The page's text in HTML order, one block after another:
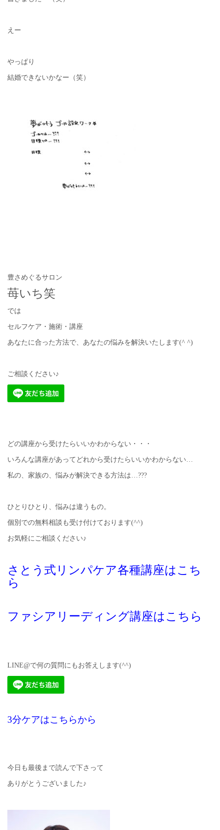
えー
やっぱり
結婚できないかなー（笑）
豊さめぐるサロン
苺いち笑
では
セルフケア・施術・講座
あなたに合った方法で、あなたの悩みを解決いたします(^ ^)
ご相談ください♪
どの講座から受けたらいいかわからない・・・
いろんな講座があってどれから受けたらいいかわからない…
私の、家族の、悩みが解決できる方法は…???
ひとりひとり、悩みは違うもの。
個別での無料相談も受け付けております(^^)
お気軽にご相談ください♪
さとう式リンパケア各種講座はこち
ら
ファシアリーディング講座はこちら
LINE@で何の質問にもお答えします(^^)
3分ケアはこちらから
今日も最後まで読んで下さって
ありがとうございました♪